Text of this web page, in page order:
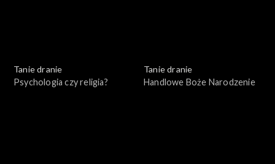
Tanie dranie
Psychologia czy religia?
Tanie dranie
Handlowe Boże Narodzenie